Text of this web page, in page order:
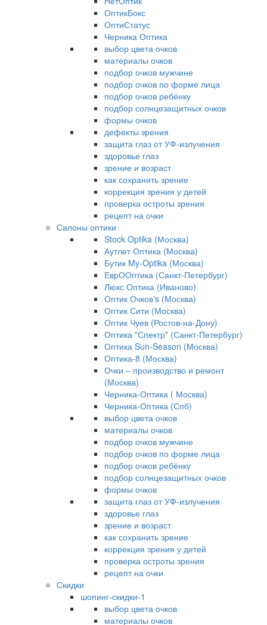
ОптикБокс
ОптиСтатус
Черника Оптика
выбор цвета очков
материалы очков
подбор очков мужчине
подбор очков по форме лица
подбор очков ребёнку
подбор солнцезащитных очков
формы очков
дефекты зрения
защита глаз от УФ-излучения
здоровье глаз
зрение и возраст
как сохранить зрение
коррекция зрения у детей
проверка остроты зрения
рецепт на очки
Салоны оптики
Stock Optika (Москва)
Аутлет Оптика (Москва)
Бутик My-Optika (Москва)
ЕврООптика (Санкт-Петербург)
Люкс Оптика (Иваново)
Оптик Очков's (Москва)
Оптик Сити (Москва)
Оптик Чуев (Ростов-на-Дону)
Оптика "Спектр" (Санкт-Петербург)
Оптика Sun-Season (Москва)
Оптика-8 (Москва)
Очки – производство и ремонт
(Москва)
Черника-Оптика ( Москва)
Черника-Оптика (Спб)
выбор цвета очков
материалы очков
подбор очков мужчине
подбор очков по форме лица
подбор очков ребёнку
подбор солнцезащитных очков
формы очков
защита глаз от УФ-излучения
здоровье глаз
зрение и возраст
как сохранить зрение
коррекция зрения у детей
проверка остроты зрения
рецепт на очки
Скидки
шопинг-скидки-1
выбор цвета очков
материалы очков